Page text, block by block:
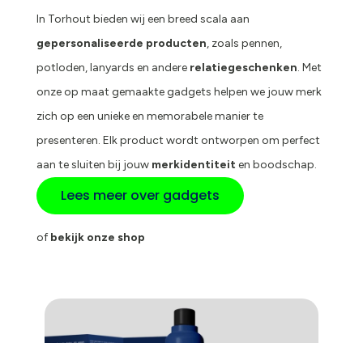
In Torhout bieden wij een breed scala aan
gepersonaliseerde producten, zoals pennen,
potloden, lanyards en andere relatiegeschenken. Met
onze op maat gemaakte gadgets helpen we jouw merk
zich op een unieke en memorabele manier te
presenteren. Elk product wordt ontworpen om perfect
aan te sluiten bij jouw merkidentiteiten boodschap.
Lees meer over gadgets
ofbekijk onze shop